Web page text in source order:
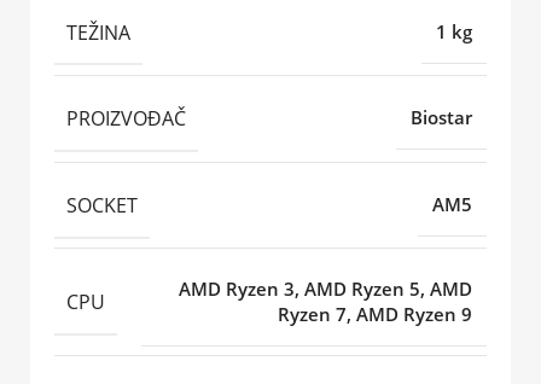
TEŽINA 1 kg
PROIZVOĐAČ Biostar
SOCKET AM5
CPU
AMD Ryzen 3, AMD Ryzen 5, AMD
Ryzen 7, AMD Ryzen 9